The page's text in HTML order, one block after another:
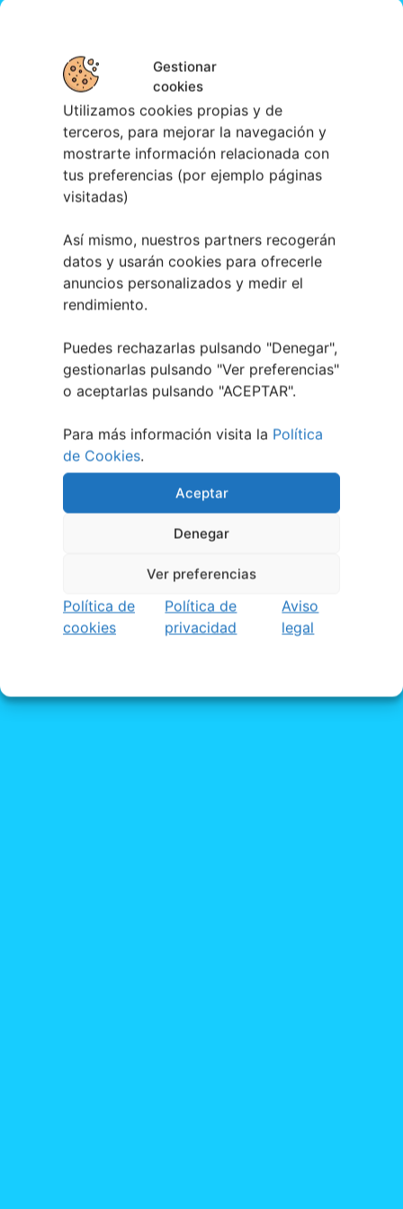
Gestionar
cookies
Utilizamos cookies propias y de
terceros, para mejorar la navegación y
mostrarte información relacionada con
tus preferencias (por ejemplo páginas
visitadas)
Así mismo, nuestros partners recogerán
datos y usarán cookies para ofrecerle
anuncios personalizados y medir el
rendimiento.
Puedes rechazarlas pulsando "Denegar",
gestionarlas pulsando "Ver preferencias"
o aceptarlas pulsando "ACEPTAR".
Para más información visita la Política
de Cookies.
Aceptar
Denegar
Ver preferencias
Política de
cookies
Política de
privacidad
Aviso
legal